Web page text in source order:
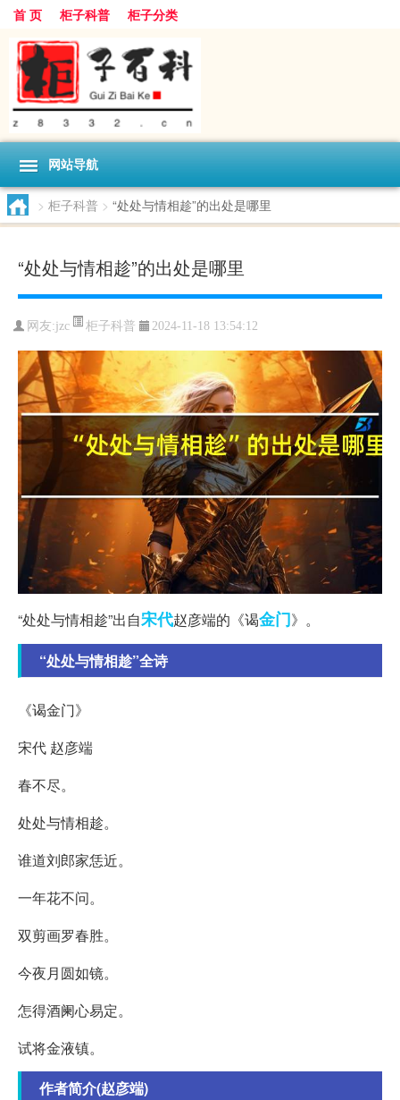
首 页 柜子科普 柜子分类
网站导航
> 柜子科普 > “处处与情相趁”的出处是哪里
“处处与情相趁”的出处是哪里
网友:jzc 柜子科普 2024-11-18 13:54:12
“处处与情相趁”出自宋代赵彦端的《谒金门》。
“处处与情相趁”全诗
《谒金门》
宋代 赵彦端
春不尽。
处处与情相趁。
谁道刘郎家恁近。
一年花不问。
双剪画罗春胜。
今夜月圆如镜。
怎得酒阑心易定。
试将金液镇。
作者简介(赵彦端)